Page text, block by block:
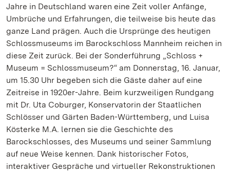
Jahre in Deutschland waren eine Zeit voller Anfänge,
Umbrüche und Erfahrungen, die teilweise bis heute das
ganze Land prägen. Auch die Ursprünge des heutigen
Schlossmuseums im Barockschloss Mannheim reichen in
diese Zeit zurück. Bei der Sonderführung „Schloss +
Museum = Schlossmuseum?“ am Donnerstag, 16. Januar,
um 15.30 Uhr begeben sich die Gäste daher auf eine
Zeitreise in 1920er-Jahre. Beim kurzweiligen Rundgang
mit Dr. Uta Coburger, Konservatorin der Staatlichen
Schlösser und Gärten Baden-Württemberg, und Luisa
Kösterke M.A. lernen sie die Geschichte des
Barockschlosses, des Museums und seiner Sammlung
auf neue Weise kennen. Dank historischer Fotos,
interaktiver Gespräche und virtueller Rekonstruktionen